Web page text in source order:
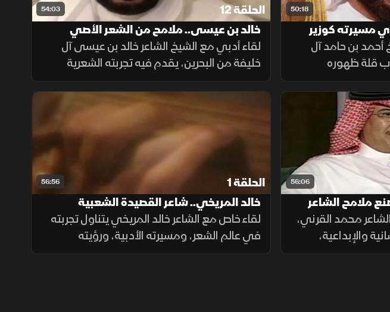
50:18
مسيرته كوزير
بن حامد آل
قلة ظهوره
من مسيرته العامة
الإمارات، وعمله
54:03
الحلقة 12
خالد بن عيسى.. ملامح من الشعر الأصي
لقاء أدبي مع الشيخ الشاعر خالد بن عيسى آل
خليفة من البحرين، يقدم فيه تجربته الشعرية
ورؤيته للكلمة في أجواء ثقافية تحتفي بالشعر
الخليجي.
56:06
ملامح الشاعر
محمد القرني،
والإبداعية،
السعودية
56:56
الحلقة 1
خالد المريخي.. شاعر القصيدة الشعبية
لقاء خاص مع الشاعر خالد المريخي يتناول تجربته
في عالم الشعر، ومسيرته الأدبية، ورؤيته
للقصيدة الشعبية، في حوار يستعيد محطات